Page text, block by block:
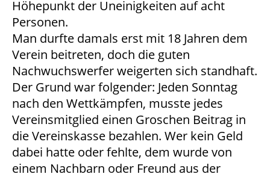
Höhepunkt der Uneinigkeiten auf acht
Personen.
Man durfte damals erst mit 18 Jahren dem
Verein beitreten, doch die guten
Nachwuchswerfer weigerten sich standhaft.
Der Grund war folgender: Jeden Sonntag
nach den Wettkämpfen, musste jedes
Vereinsmitglied einen Groschen Beitrag in
die Vereinskasse bezahlen. Wer kein Geld
dabei hatte oder fehlte, dem wurde von
einem Nachbarn oder Freund aus der